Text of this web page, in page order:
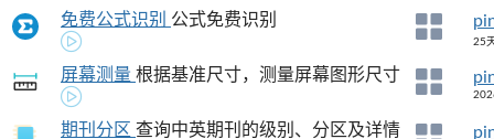
免费公式识别 公式免费识别
25
屏幕测量 根据基准尺寸，测量屏幕图形尺寸
期刊分区 查询中英期刊的级别、分区及详情